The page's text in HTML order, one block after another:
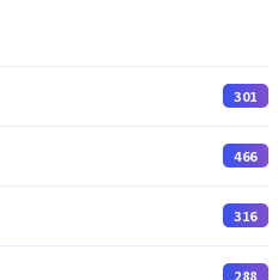
301
466
316
288